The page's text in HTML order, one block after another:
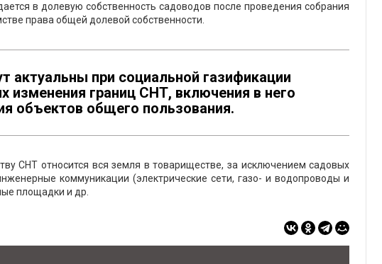
в долевую собственность садоводов после проведения собрания
права общей долевой собственности.
актуальны при социальной газификации
изменения границ СНТ, включения в него
объектов общего пользования.
СНТ относится вся земля в товариществе, за исключением садовых
коммуникации (электрические сети, газо- и водопроводы и
площадки и др.